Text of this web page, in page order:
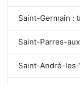
Saint-Germain :
Saint-Parres-
Saint-André-